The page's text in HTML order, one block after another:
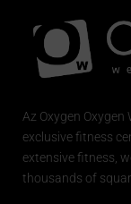
Az Oxygen Oxygen
exclusivefitness
extensivefitness,
thousands of